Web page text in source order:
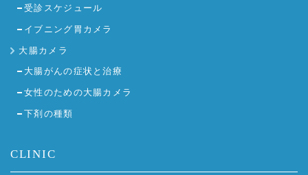
受診スケジュール
イブニング胃カメラ
大腸カメラ
大腸がんの症状と治療
女性のための大腸カメラ
下剤の種類
CLINIC